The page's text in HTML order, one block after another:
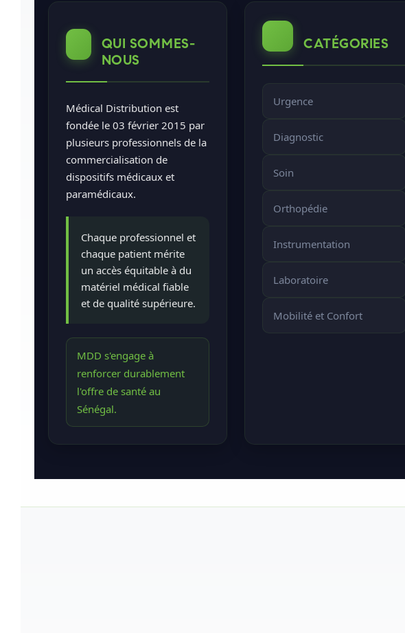
QUI SOMMES-
NOUS
Médical Distribution est
fondée le 03 février 2015 par
plusieurs professionnels de la
commercialisation de
dispositifs médicaux et
paramédicaux.
Chaque professionnel et
chaque patient mérite
un accès équitable à du
matériel médical fiable
et de qualité supérieure.
MDD s'engage à
renforcer durablement
l'offre de santé au
Sénégal.
CATÉGORIES
Urgence
Diagnostic
Soin
Orthopédie
Instrumentation
Laboratoire
Mobilité et Confort